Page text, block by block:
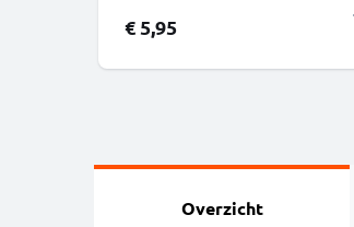
console
€ 5,95
Overzicht